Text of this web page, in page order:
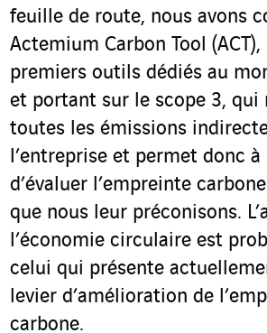
feuille de route, nous avons
Actemium Carbon Tool (ACT),
premiers outils dédiés au
et portant sur le scope 3, qui
toutes les émissions
l’entreprise et permet donc
d’évaluer l’empreinte
que nous leur préconisons.
l’économie circulaire est
celui qui présente
levier d’amélioration de
carbone.